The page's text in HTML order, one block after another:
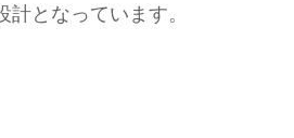
となっています。